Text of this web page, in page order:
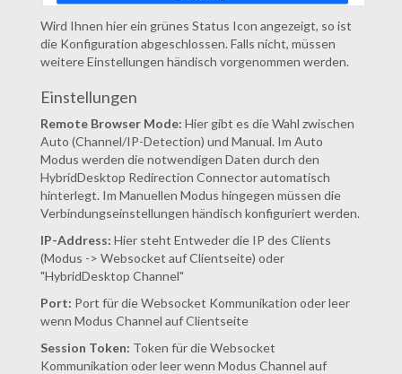
Wird Ihnen hier ein grünes Status Icon angezeigt, so ist
die Konfiguration abgeschlossen. Falls nicht, müssen
weitere Einstellungen händisch vorgenommen werden.
Einstellungen
Remote Browser Mode: Hier gibt es die Wahl zwischen
Auto (Channel/IP-Detection) und Manual. Im Auto
Modus werden die notwendigen Daten durch den
HybridDesktop Redirection Connector automatisch
hinterlegt. Im Manuellen Modus hingegen müssen die
Verbindungseinstellungen händisch konfiguriert werden.
IP-Address: Hier steht Entweder die IP des Clients
(Modus -> Websocket auf Clientseite) oder
"HybridDesktop Channel"
Port: Port für die Websocket Kommunikation oder leer
wenn Modus Channel auf Clientseite
Session Token: Token für die Websocket
Kommunikation oder leer wenn Modus Channel auf